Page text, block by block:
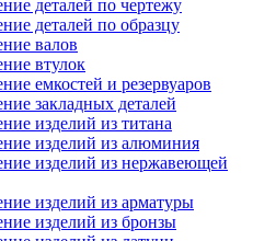
деталей по чертежу
деталей по образцу
валов
втулок
емкостей и резервуаров
закладных деталей
изделий из титана
изделий из алюминия
изделий из нержавеющей
изделий из арматуры
изделий из бронзы